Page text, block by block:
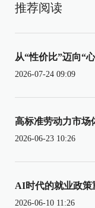
推荐阅读
从“性价比”迈向“
2026-07-24 09:09
高标准劳动力市场
2026-06-23 10:26
AI时代的就业政策
2026-06-10 11:26